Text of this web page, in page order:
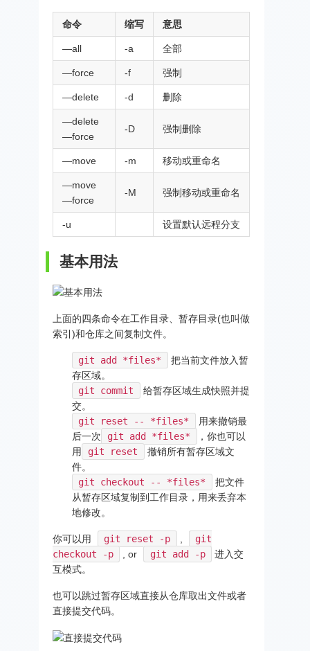
命令 缩写 意思
—all -a 全部
—force -f 强制
—delete -d 删除
—delete
—force
-D 强制删除
—move -m 移动或重命名
—move
—force
-M 强制移动或重命名
-u 设置默认远程分支
基本用法
上面的四条命令在工作目录、暂存目录(也叫做
索引)和仓库之间复制文件。
git add *files*
把当前文件放入暂
存区域。
git commit
给暂存区域生成快照并提
交。
git reset -- *files*
用来撤销最
后一次
git add *files*
，你也可以
用
git reset
撤销所有暂存区域文
件。
git checkout -- *files*
把文件
从暂存区域复制到工作目录，用来丢弃本
地修改。
你可以用 git reset -p
git
checkout -p
, or git add -p
进入交
互模式。
也可以跳过暂存区域直接从仓库取出文件或者
直接提交代码。